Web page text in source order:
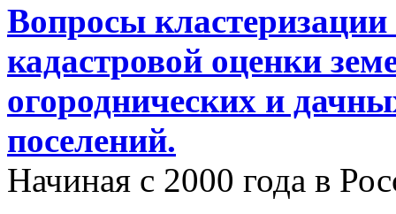
Вопросы кластеризации
кадастровой оценки
огороднических и
поселений.
Начиная с 2000 года в